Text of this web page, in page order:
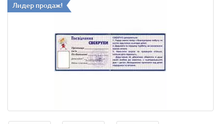
Лидер продаж!